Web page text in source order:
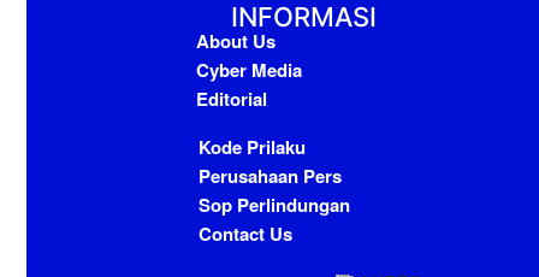
INFORMASI
About Us
Cyber Media
Editorial
Kode Prilaku
Perusahaan Pers
Sop Perlindungan
Contact Us